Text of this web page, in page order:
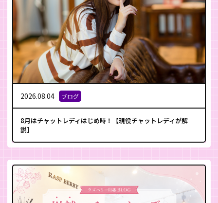
2026.08.04 ブログ
8月はチャットレディはじめ時！【現役チャットレディが解
説】